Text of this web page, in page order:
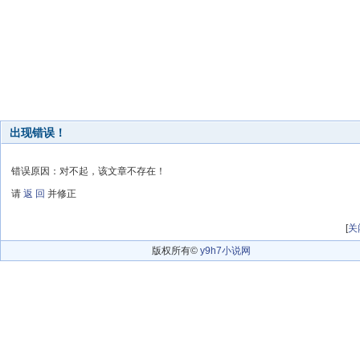
出现错误！
错误原因：对不起，该文章不存在！
请 返 回 并修正
[关
版权所有© y9h7小说网